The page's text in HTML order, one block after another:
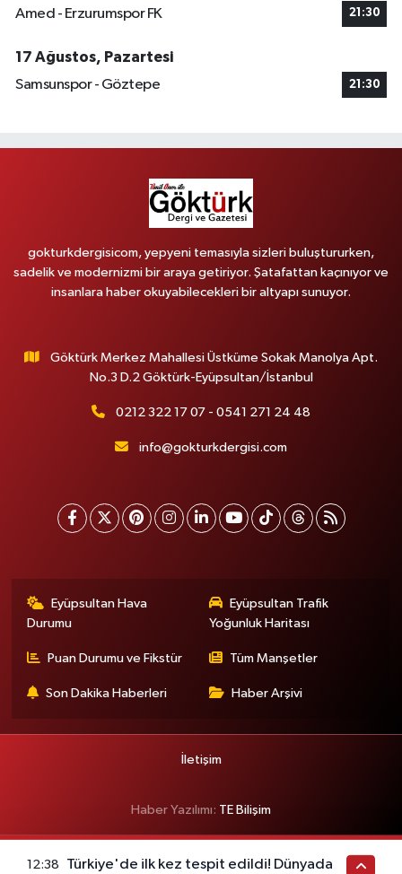
Amed - Erzurumspor FK 21:30
17 Ağustos, Pazartesi
Samsunspor - Göztepe
21:30
gokturkdergisicom, yepyeni temasıyla sizleri buluştururken,
sadelik ve modernizmi bir araya getiriyor. Şatafattan kaçınıyor ve
insanlara haber okuyabilecekleri bir altyapı sunuyor.
Göktürk Merkez Mahallesi Üstküme Sokak Manolya Apt.
No.3 D.2 Göktürk-Eyüpsultan/İstanbul
0212 322 17 07 - 0541 271 24 48
info@gokturkdergisi.com
Eyüpsultan Hava
Durumu
Eyüpsultan Trafik
Yoğunluk Haritası
Puan Durumu ve Fikstür Tüm Manşetler
Son Dakika Haberleri Haber Arşivi
İletişim
Haber Yazılımı: TE Bilişim
12:38 Türkiye'de ilk kez tespit edildi! Dünyada